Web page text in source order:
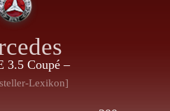
3.5 Coupé –
Lexikon]